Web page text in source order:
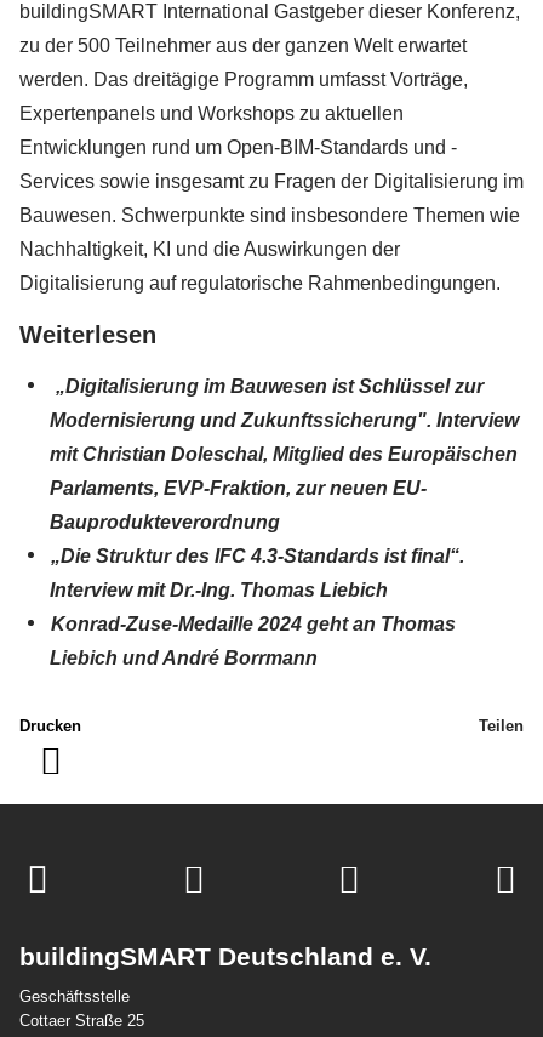
buildingSMART International Gastgeber dieser Konferenz,
zu der 500 Teilnehmer aus der ganzen Welt erwartet
werden. Das dreitägige Programm umfasst Vorträge,
Expertenpanels und Workshops zu aktuellen
Entwicklungen rund um Open-BIM-Standards und -
Services sowie insgesamt zu Fragen der Digitalisierung im
Bauwesen. Schwerpunkte sind insbesondere Themen wie
Nachhaltigkeit, KI und die Auswirkungen der
Digitalisierung auf regulatorische Rahmenbedingungen.
Weiterlesen
„Digitalisierung im Bauwesen ist Schlüssel zur
Modernisierung und Zukunftssicherung". Interview
mit Christian Doleschal, Mitglied des Europäischen
Parlaments, EVP-Fraktion, zur neuen EU-
Bauprodukteverordnung
„Die Struktur des IFC 4.3-Standards ist final“.
Interview mit Dr.-Ing. Thomas Liebich
Konrad-Zuse-Medaille 2024 geht an Thomas
Liebich und André Borrmann
Drucken Teilen
buildingSMART Deutschland e. V.
Geschäftsstelle
Cottaer Straße 25